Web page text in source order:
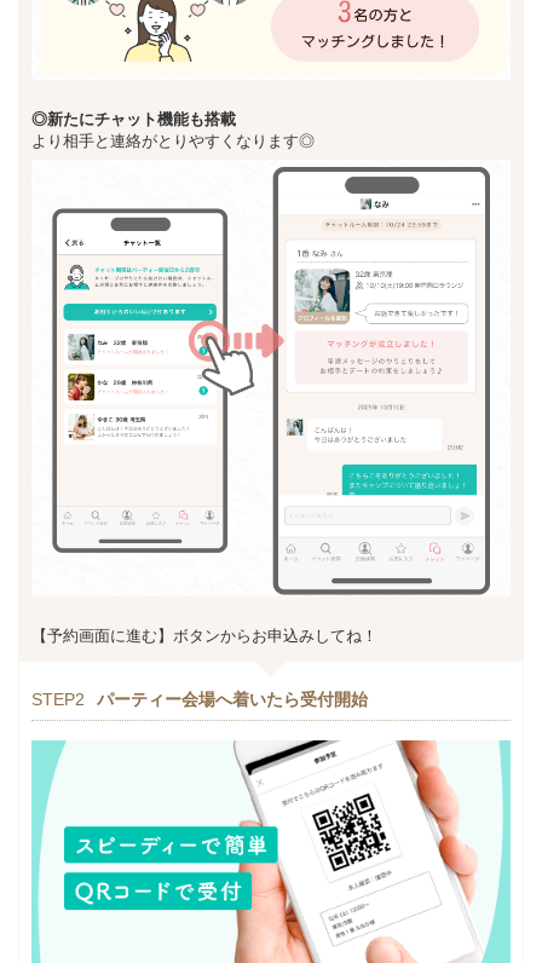
◎新たにチャット機能も搭載
より相手と連絡がとりやすくなります◎
【予約画面に進む】ボタンからお申込みしてね！
STEP2 パーティー会場へ着いたら受付開始